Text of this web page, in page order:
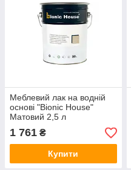
Меблевий лак на водній
основі "Bionic House"
Матовий 2,5 л
1 761 ₴
Купити